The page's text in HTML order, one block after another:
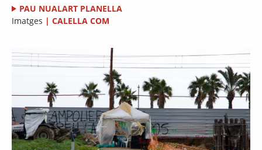
PAU NUALART PLANELLA
Imatges | CALELLA COM